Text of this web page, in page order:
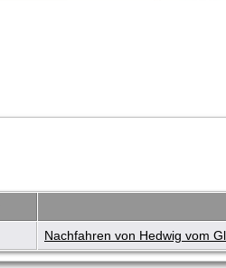
Nachfahren von Hedwig vom